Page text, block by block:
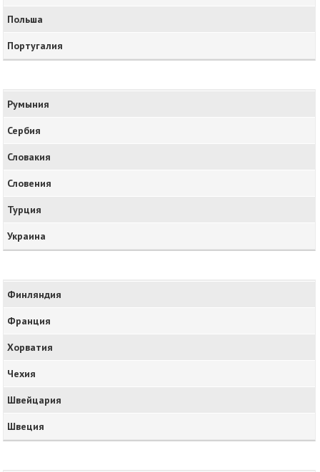
Польша
Португалия
Румыния
Сербия
Словакия
Словения
Турция
Украина
Финляндия
Франция
Хорватия
Чехия
Швейцария
Швеция